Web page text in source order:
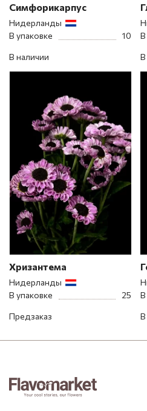
Симфорикарпус
Нидерланды
В упаковке
10
В наличии
В
В
Хризантема
Нидерланды
В упаковке
25
Предзаказ
В
В